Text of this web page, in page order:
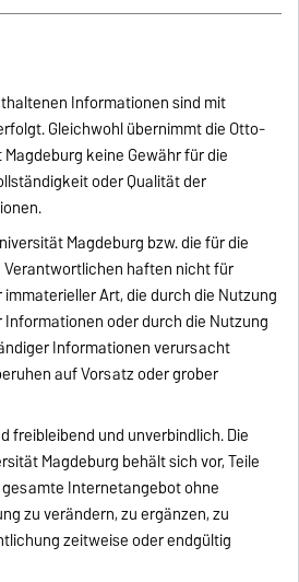
Informationen sind mit
Gleichwohl übernimmt die Otto-
keine Gewähr für die
oder Qualität der
Magdeburg bzw. die für die
Verantwortlichen haften nicht für
Art, die durch die Nutzung
oder durch die Nutzung
Informationen verursacht
auf Vorsatz oder grober
freibleibend und unverbindlich. Die
Magdeburg behält sich vor, Teile
Internetangebot ohne
zu verändern, zu ergänzen, zu
zeitweise oder endgültig